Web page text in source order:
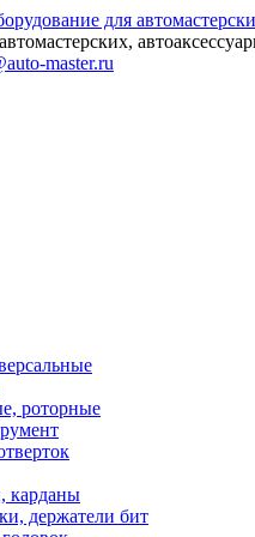
master.ru
роторные
карданы
держатели бит